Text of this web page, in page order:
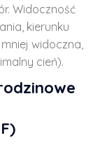
Widoczność
kierunku
widoczna,
cień).